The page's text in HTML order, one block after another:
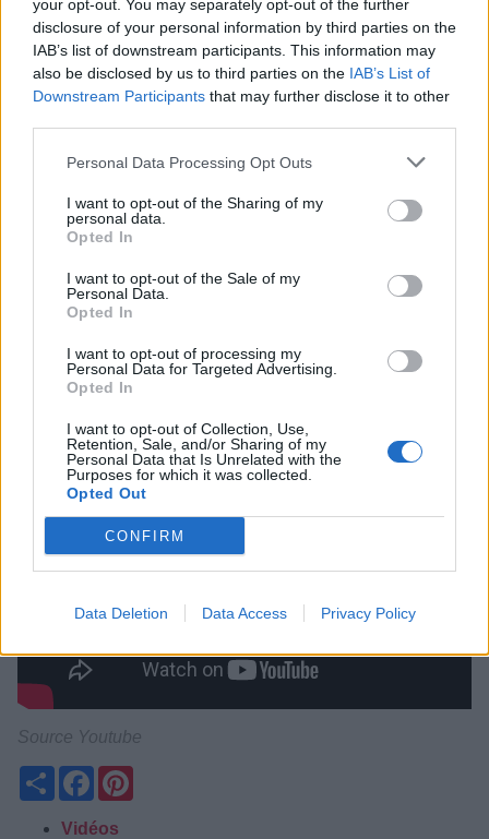
your opt-out. You may separately opt-out of the further
disclosure of your personal information by third parties on the
IAB’s list of downstream participants. This information may
also be disclosed by us to third parties on the IAB’s List of
Downstream Participants that may further disclose it to other
Personal Data Processing Opt Outs
I want to opt-out of the Sharing of my
personal data.
Opted In
I want to opt-out of the Sale of my
Personal Data.
Opted In
I want to opt-out of processing my
Personal Data for Targeted Advertising.
Opted In
I want to opt-out of Collection, Use,
Retention, Sale, and/or Sharing of my
Personal Data that Is Unrelated with the
Purposes for which it was collected.
Opted Out
CONFIRM
Data Deletion Data Access Privacy Policy
traverser la route à quelques mètres d’eux.
Une vidéo montrant ce phénomène pour le moins
inhabituel a été postée sur YouTube l’automne dernier et
depuis, elle a fait un véritable buzz, avec plus d’un million
Source Youtube
PartagerFacebook
Vidéos